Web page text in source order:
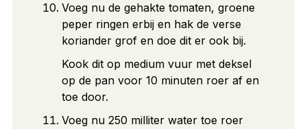
Voeg nu de gehakte tomaten, groene
peper ringen erbij en hak de verse
koriander grof en doe dit er ook bij.
Kook dit op medium vuur met deksel
op de pan voor 10 minuten roer af en
toe door.
Voeg nu 250 milliter water toe roer